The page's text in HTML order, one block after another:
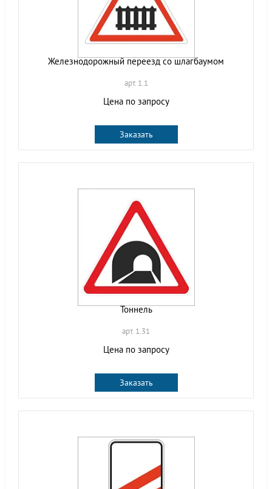
Железнодорожный переезд со шлагбаумом
арт. 1.1
Цена по запросу
Заказать
Тоннель
арт. 1.31
Цена по запросу
Заказать